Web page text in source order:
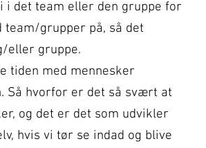
i det team eller den gruppe for
grupper på, så det
eller gruppe.
tiden med mennesker
Så hvorfor er det så svært at
og det er det som udvikler
hvis vi tør se indad og blive